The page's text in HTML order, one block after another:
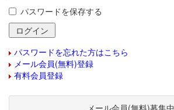
パスワードを保存する
パスワードを忘れた方はこちら
メール会員(無料)登録
有料会員登録
メール会員(無料)募集中